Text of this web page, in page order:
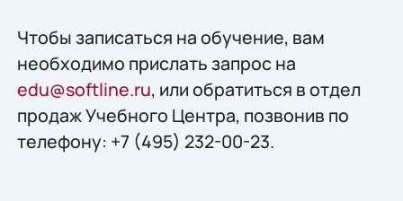
Чтобы записаться на обучение, вам
необходимо прислать запрос на
edu@softline.ru, или обратиться в отдел
продаж Учебного Центра, позвонив по
телефону: +7 (495) 232-00-23.